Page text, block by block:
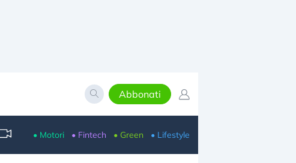
Abbonati
• Motori • Fintech • Green • Lifestyle